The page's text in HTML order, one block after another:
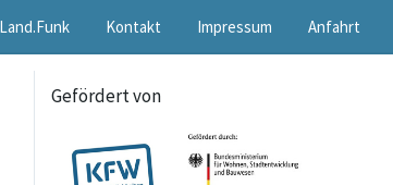
Kontakt Impressum Anfahrt
Gefördert von